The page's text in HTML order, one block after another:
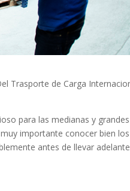
Trasporte de Carga
para las medianas y grandes
importante conocer bien los
antes de llevar adelante